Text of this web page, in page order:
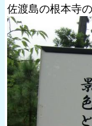
佐渡島の根本寺